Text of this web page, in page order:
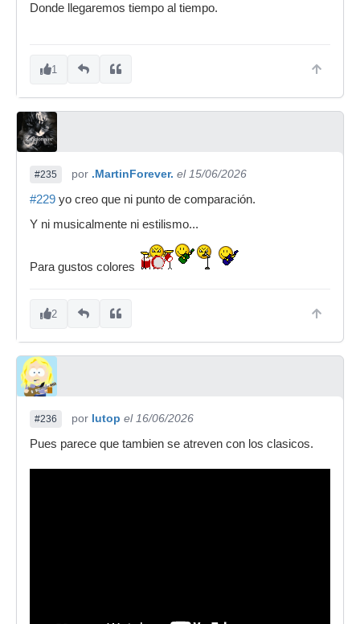
Donde llegaremos tiempo al tiempo.
1
#235 por .MartinForever. el 15/06/2026
#229 yo creo que ni punto de comparación.
Y ni musicalmente ni estilismo...
Para gustos colores
2
#236 por lutop el 16/06/2026
Pues parece que tambien se atreven con los clasicos.